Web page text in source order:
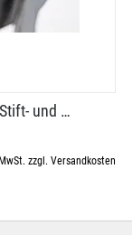
und …
zzgl. Versandkosten